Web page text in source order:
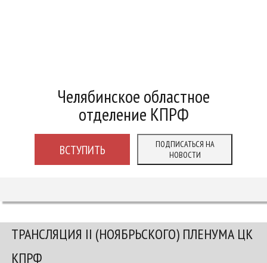
Челябинское областное
отделение КПРФ
ВСТУПИТЬ
ПОДПИСАТЬСЯ НА
НОВОСТИ
ТРАНСЛЯЦИЯ II (НОЯБРЬСКОГО) ПЛЕНУМА ЦК
КПРФ